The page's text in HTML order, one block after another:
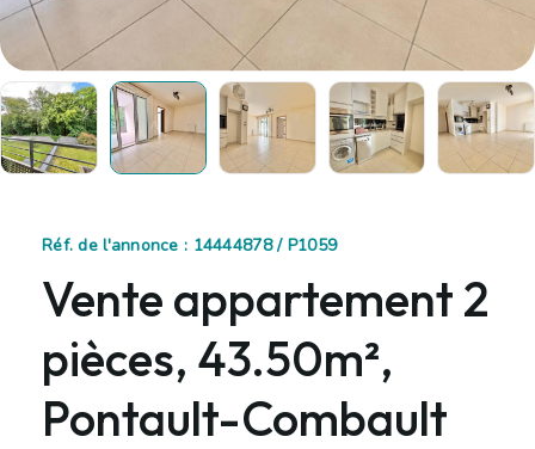
Réf. de l'annonce : 14444878 / P1059
Vente appartement 2
pièces, 43.50m²,
Pontault-Combault